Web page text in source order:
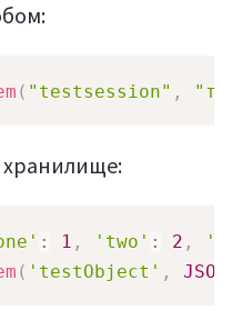
( "testsession" ,
хранилище:
: 1 , 'two' : 2 ,
( 'testObject' , JSON